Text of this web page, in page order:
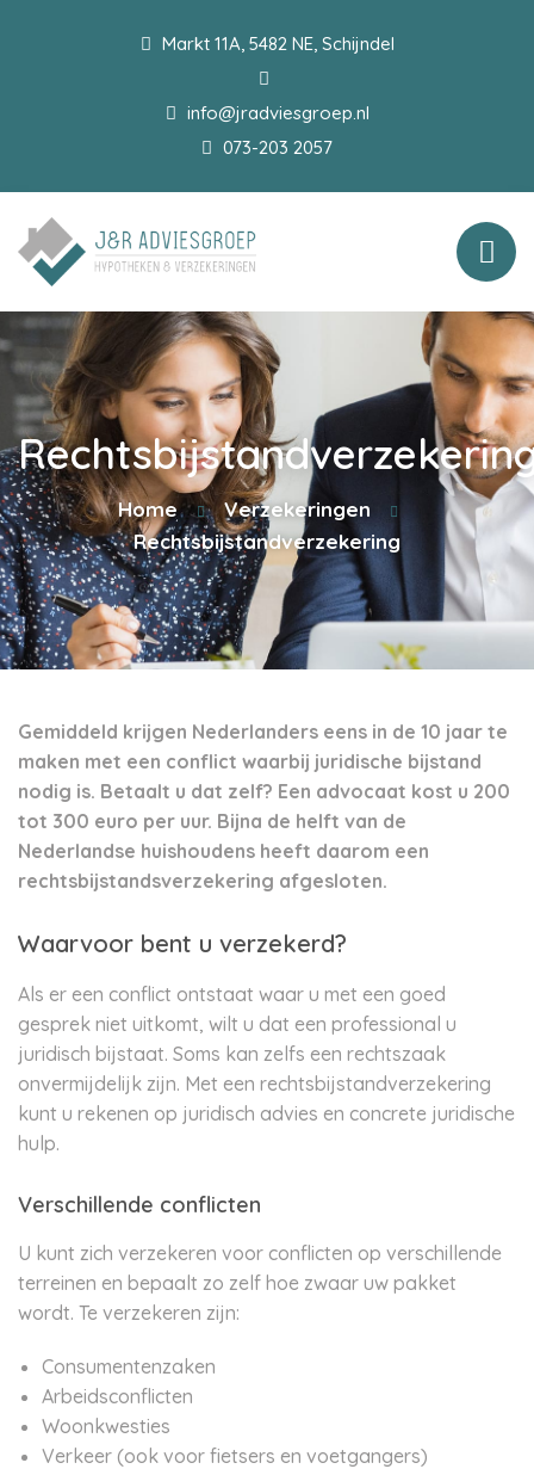
Markt 11A, 5482 NE, Schijndel
info@jradviesgroep.nl
073-203 2057
Home
Verzekeringen
Rechtsbijstandverzekering
Gemiddeld krijgen Nederlanders eens in de 10 jaar te
maken met een conflict waarbij juridische bijstand
nodig is. Betaalt u dat zelf? Een advocaat kost u 200
tot 300 euro per uur. Bijna de helft van de
Nederlandse huishoudens heeft daarom een
rechtsbijstandsverzekering afgesloten.
Waarvoor bent u verzekerd?
Als er een conflict ontstaat waar u met een goed
gesprek niet uitkomt, wilt u dat een professional u
juridisch bijstaat. Soms kan zelfs een rechtszaak
onvermijdelijk zijn. Met een rechtsbijstandverzekering
kunt u rekenen op juridisch advies en concrete juridische
hulp.
Verschillende conflicten
U kunt zich verzekeren voor conflicten op verschillende
terreinen en bepaalt zo zelf hoe zwaar uw pakket
wordt. Te verzekeren zijn:
Consumentenzaken
Arbeidsconflicten
Woonkwesties
Verkeer (ook voor fietsers en voetgangers)